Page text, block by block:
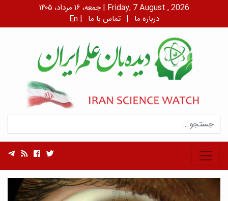
جمعه، ۱۶ مرداد، ۱۴۰۵ | Friday, 7 August , 2026
En | درباره ما | تماس با ما